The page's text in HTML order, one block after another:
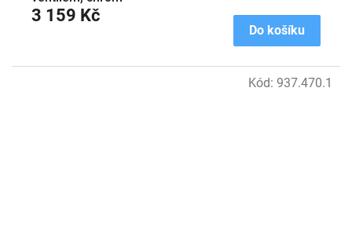
3 159 Kč
Do košíku
Kód: 937.470.1